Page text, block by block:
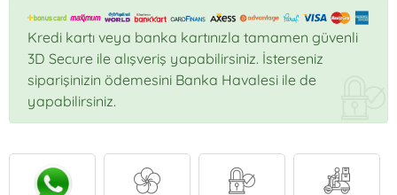
Kredi kartı veya banka kartınızla tamamen güvenli
3D Secure ile alışveriş yapabilirsiniz. İsterseniz
siparişinizin ödemesini Banka Havalesi ile de
yapabilirsiniz.